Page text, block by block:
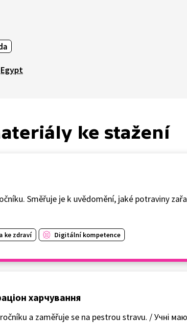
Egypt
ke stažení
Směřuje je k uvědomění, jaké potraviny
ke zdraví Digitální kompetence
харчування
a zaměřuje se na pestrou stravu. / Учні